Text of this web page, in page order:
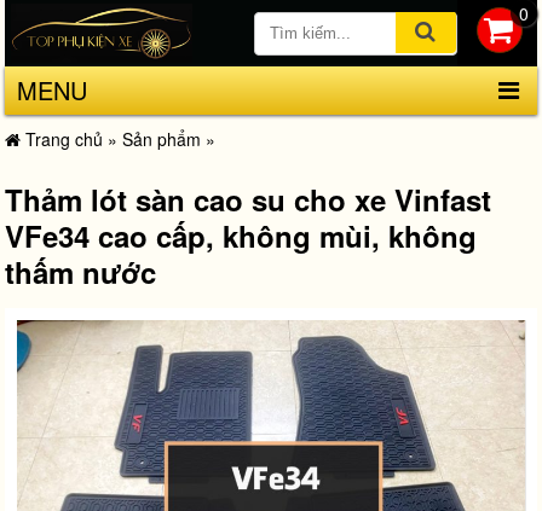
0
MENU
Trang chủ » Sản phẩm »
Thảm lót sàn cao su cho xe Vinfast
VFe34 cao cấp, không mùi, không
thấm nước